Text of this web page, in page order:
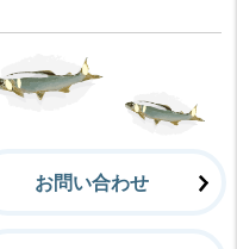
お問い合わせ